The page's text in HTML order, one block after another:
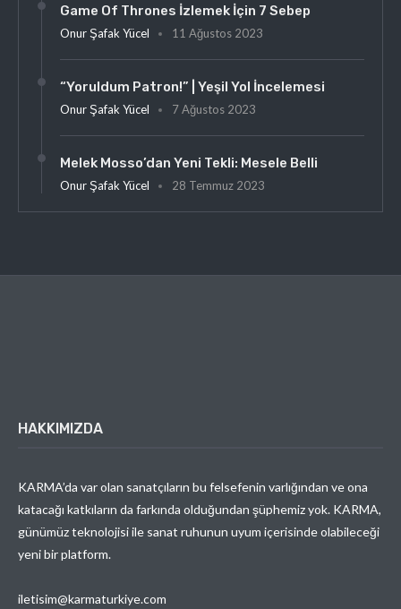
Game Of Thrones İzlemek İçin 7 Sebep
Onur Şafak Yücel 11 Ağustos 2023
“Yoruldum Patron!” | Yeşil Yol İncelemesi
Onur Şafak Yücel 7 Ağustos 2023
Melek Mosso’dan Yeni Tekli: Mesele Belli
Onur Şafak Yücel 28 Temmuz 2023
HAKKIMIZDA
KARMA’da var olan sanatçıların bu felsefenin varlığından ve ona
katacağı katkıların da farkında olduğundan şüphemiz yok. KARMA,
günümüz teknolojisi ile sanat ruhunun uyum içerisinde olabileceği
yeni bir platform.
iletisim@karmaturkiye.com